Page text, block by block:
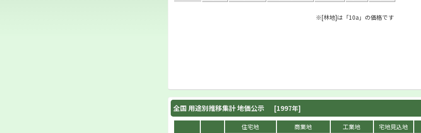
※[林地]は「10a」の価格です
全国 用途別推移集計 地価公示 [1997年]
住宅地 商業地 工業地 宅地見込地